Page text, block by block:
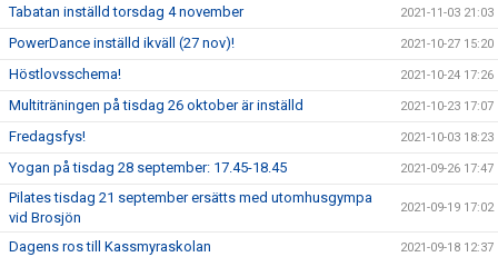
Tabatan inställd torsdag 4 november 2021-11-03 21:03
PowerDance inställd ikväll (27 nov)! 2021-10-27 15:20
Höstlovsschema! 2021-10-24 17:26
Multiträningen på tisdag 26 oktober är inställd 2021-10-23 17:07
Fredagsfys! 2021-10-03 18:23
Yogan på tisdag 28 september: 17.45-18.45 2021-09-26 17:47
Pilates tisdag 21 september ersätts med utomhusgympa
vid Brosjön
2021-09-19 17:02
Dagens ros till Kassmyraskolan 2021-09-18 12:37